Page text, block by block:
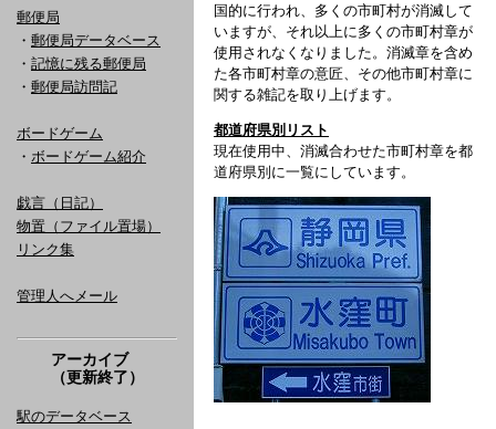
郵便局
・ 郵便局データベース
・ 記憶に残る郵便局
・ 郵便局訪問記
ボードゲーム
・ ボードゲーム紹介
戯言（日記）
物置（ファイル置場）
リンク集
管理人へメール
アーカイブ
（更新終了）
駅のデータベース
国的に行われ、多くの市町村が消滅して
いますが、それ以上に多くの市町村章が
使用されなくなりました。消滅章を含め
た各市町村章の意匠、その他市町村章に
関する雑記を取り上げます。
都道府県別リスト
現在使用中、消滅合わせた市町村章を都
道府県別に一覧にしています。